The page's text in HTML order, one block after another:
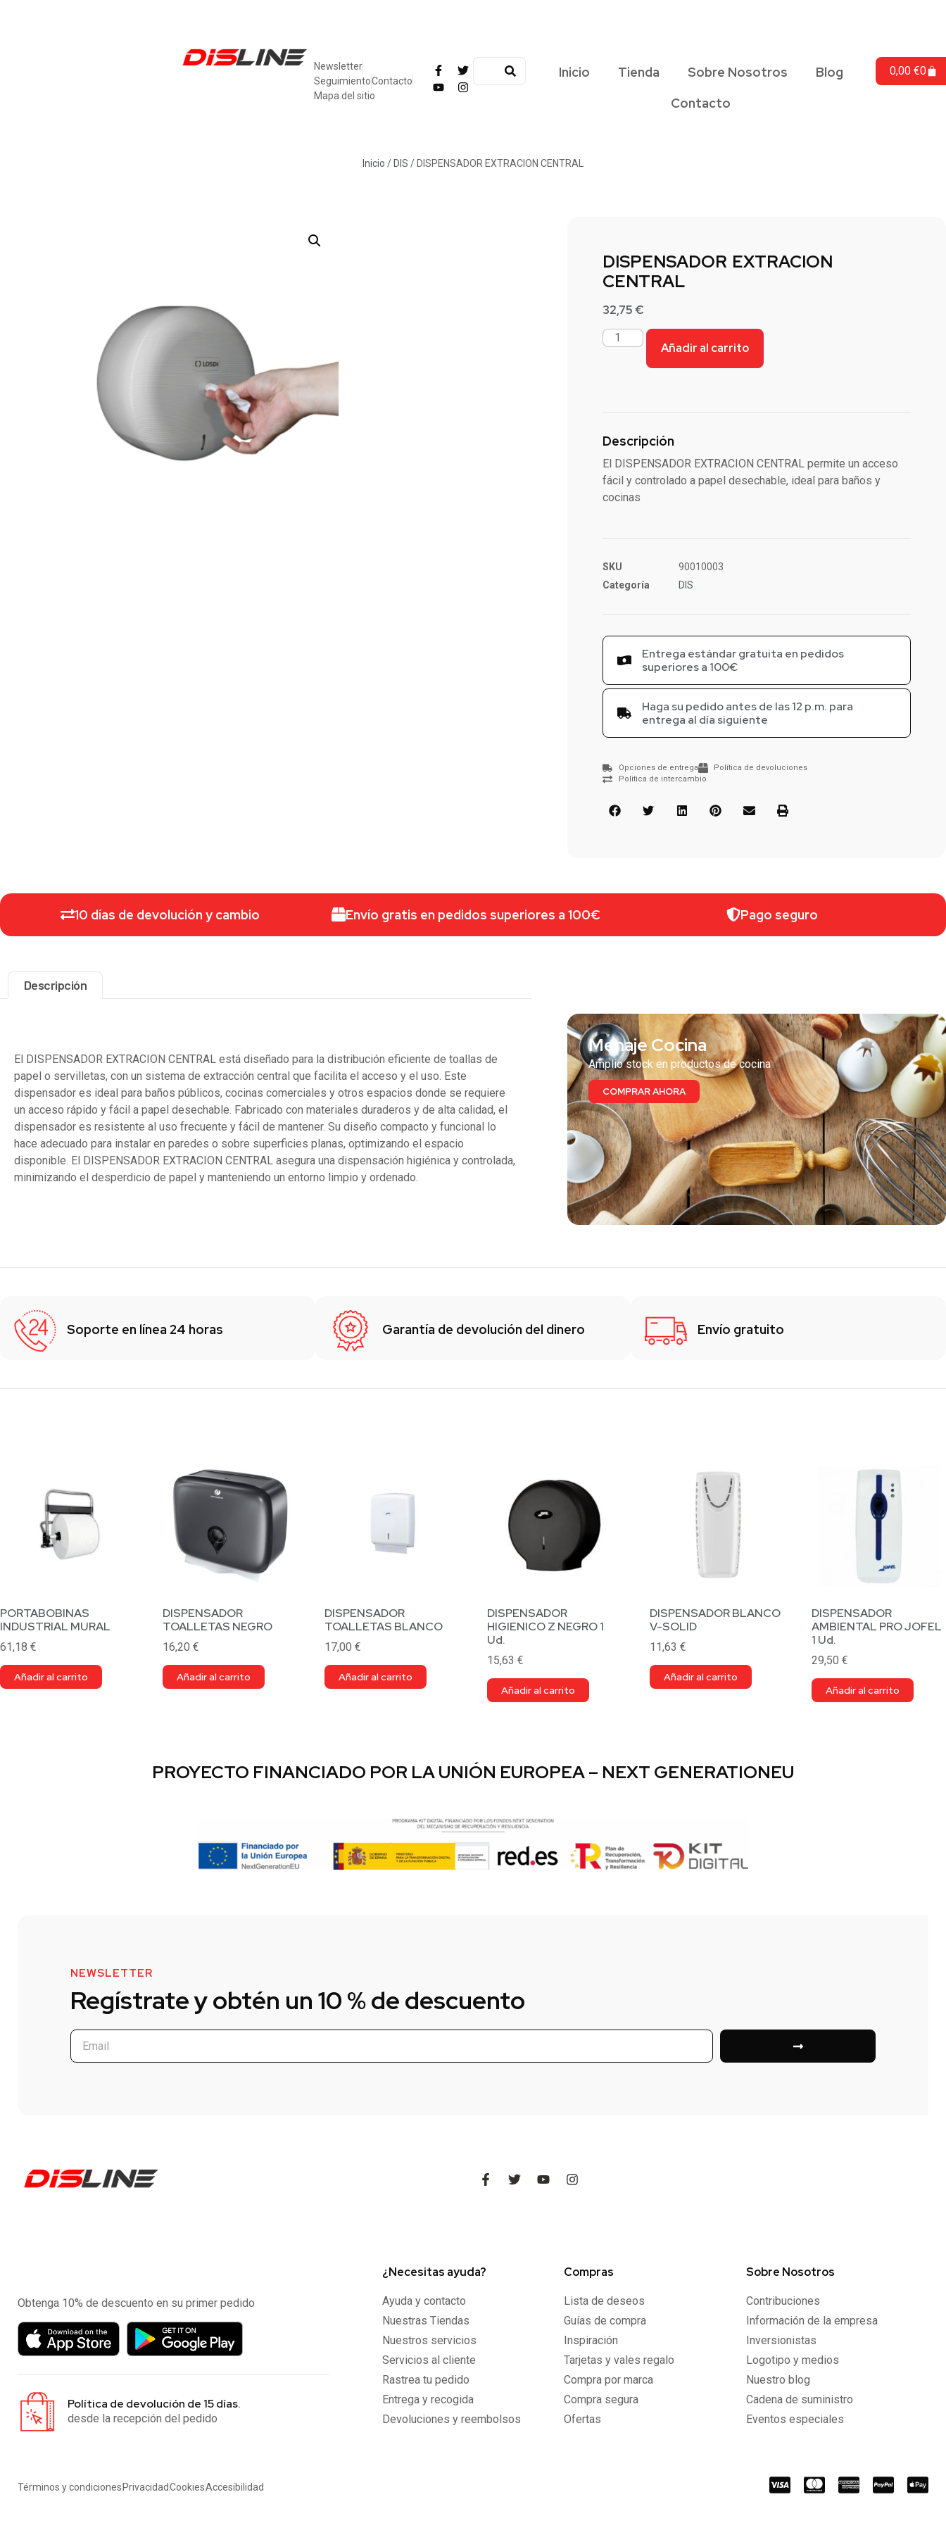
Newsletter
SeguimientoContacto
Mapa del sitio
Inicio Tienda Sobre Nosotros
Blog
Contacto
0,00€0
Inicio / DIS / DISPENSADOR EXTRACION CENTRAL
DISPENSADOR EXTRACION
CENTRAL
32,75€
Añadir al carrito
Descripción
El DISPENSADOR EXTRACION CENTRAL permite un acceso
fácil y controlado a papel desechable, ideal para baños y
cocinas
SKU
90010003
Categoría
DIS
Entrega estándar gratuita en pedidos
superiores a 100€
Haga su pedido antes de las 12 p.m. para
entrega al día siguiente
Opciones de entrega
Política de devoluciones
Politica de intercambio
10 días de devolución y cambio Envío gratis en pedidos superiores a 100€ Pago seguro
Descripción
El DISPENSADOR EXTRACION CENTRAL está diseñado para la distribución eficiente de toallas de
papel o servilletas, con un sistema de extracción central que facilita el acceso y el uso. Este
dispensador es ideal para baños públicos, cocinas comerciales y otros espacios donde se requiere
un acceso rápido y fácil a papel desechable. Fabricado con materiales duraderos y de alta calidad, el
dispensador es resistente al uso frecuente y fácil de mantener. Su diseño compacto y funcional lo
hace adecuado para instalar en paredes o sobre superficies planas, optimizando el espacio
disponible. El DISPENSADOR EXTRACION CENTRAL asegura una dispensación higiénica y controlada,
minimizando el desperdicio de papel y manteniendo un entorno limpio y ordenado.
Menaje Cocina
Amplio stock en productos de cocina
COMPRAR AHORA
Soporte en línea 24 horas Garantía de devolución del dinero Envío gratuito
PORTABOBINAS
INDUSTRIAL MURAL
61,18 €
Añadir al carrito
DISPENSADOR
TOALLETAS NEGRO
16,20 €
Añadir al carrito
DISPENSADOR
TOALLETAS BLANCO
17,00€
Añadir al carrito
DISPENSADOR
HIGIENICO Z NEGRO 1
Ud.
15,63 €
Añadir al carrito
DISPENSADOR BLANCO
V-SOLID
11,63 €
Añadir al carrito
DISPENSADOR
AMBIENTAL PRO JOFEL
1 Ud.
29,50€
Añadir al carrito
PROYECTO FINANCIADO POR LA UNIÓN EUROPEA – NEXT GENERATIONEU
NEWSLETTER
Regístrate y obtén un 10 % de descuento
Obtenga 10% de descuento en su primer pedido
Política de devolución de 15 días.
desde la recepción del pedido
¿Necesitas ayuda?
Ayuda y contacto
Nuestras Tiendas
Nuestros servicios
Servicios al cliente
Rastrea tu pedido
Entrega y recogida
Devoluciones y reembolsos
Compras
Lista de deseos
Guías de compra
Inspiración
Tarjetas y vales regalo
Compra por marca
Compra segura
Ofertas
Sobre Nosotros
Contribuciones
Información de la empresa
Inversionistas
Logotipo y medios
Nuestro blog
Cadena de suministro
Eventos especiales
Términos y condiciones PrivacidadCookiesAccesibilidad